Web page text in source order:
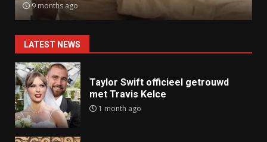
9 months ago
LATEST NEWS
Taylor Swift officieel getrouwd
met Travis Kelce
1 month ago